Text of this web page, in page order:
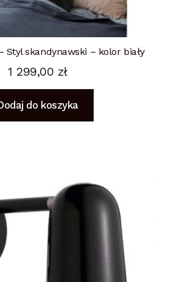
Styl skandynawski – kolor biały
1 299,00 zł
do koszyka